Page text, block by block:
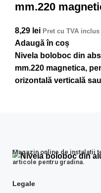
mm.220
8,29 lei Pret cu TVA inclus
Adaugă în coș
Nivela boloboc din
mm.220 magnetica,
orizontală verticală sau
Magazin online de instalatii
articole pentru gradina.
Legale